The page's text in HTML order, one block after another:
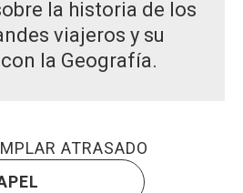
la historia de los
viajeros y su
la Geografía.
ATRASADO